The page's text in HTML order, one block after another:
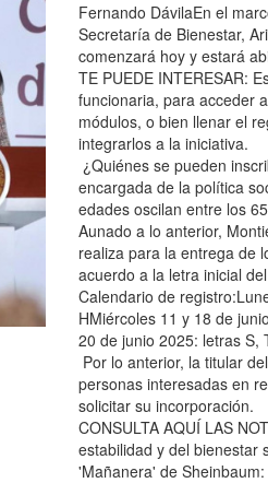
Fernando DávilaEn el
Secretaría de Bienestar,
comenzará hoy y estará
TE PUEDE INTERESAR:
funcionaria, para acceder
módulos, o bien llenar el
integrarlos a la iniciativa.
¿Quiénes se pueden
encargada de la política
edades oscilan entre los
Aunado a lo anterior,
realiza para la entrega de
acuerdo a la letra inicial
Calendario de
HMiércoles 11 y 18 de
20 de junio 2025: letras S,
Por lo anterior, la titular
personas interesadas en
solicitar su incorporación.
CONSULTA AQUÍ LAS
estabilidad y del bienestar
'Mañanera' de